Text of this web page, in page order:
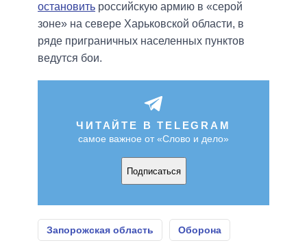
остановить российскую армию в «серой
зоне» на севере Харьковской области, в
ряде приграничных населенных пунктов
ведутся бои.
ЧИТАЙТЕ В TELEGRAM
самое важное от «Слово и дело»
Подписаться
Запорожская область Оборона